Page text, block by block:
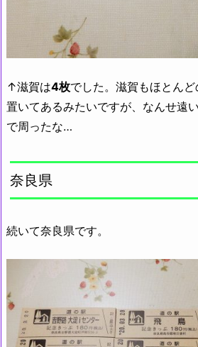
↑滋賀は4枚でした。滋賀もほとん
置いてあるみたいですが、なんせ遠
で周ったな…
奈良県
続いて奈良県です。